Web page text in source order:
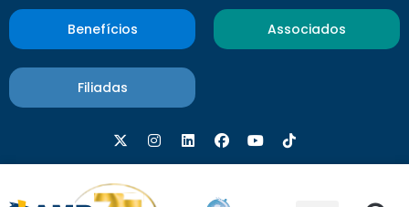
Benefícios Associados
Filiadas